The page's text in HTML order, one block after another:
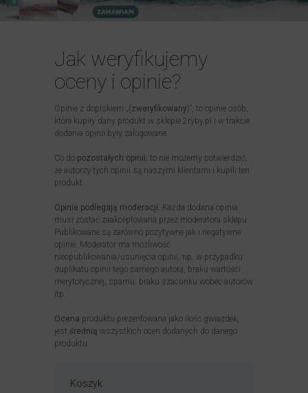
Jak weryfikujemy
oceny i opinie?
Opinie z dopiskiem „(zweryfikowany)”, to opinie osób,
które kupiły dany produkt w sklepie 2ryby.pl i w trakcie
dodania opinii były zalogowane.
Co do pozostałych opinii, to nie możemy potwierdzić,
że autorzy tych opinii są naszymi klientami i kupili ten
produkt.
Opinie podlegają moderacji . Każda dodana opinia
musi zostać zaakceptowana przez moderatora sklepu.
Publikowane są zarówno pozytywne jak i negatywne
opinie. Moderator ma możliwość
nieopublikowania/usunięcia opinii, np. w przypadku
duplikatu opinii tego samego autora, braku wartości
merytorycznej, spamu, braku szacunku wobec autorów
itp.
Ocena produktu prezentowana jako ilość gwiazdek,
jest średnią wszystkich ocen dodanych do danego
produktu.
Koszyk